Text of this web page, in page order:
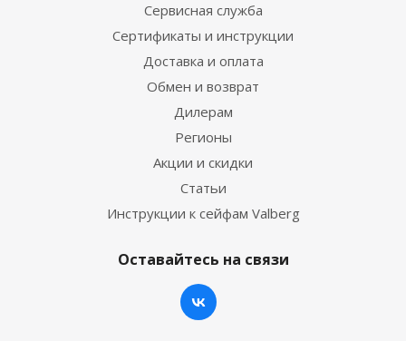
Сервисная служба
Сертификаты и инструкции
Доставка и оплата
Обмен и возврат
Дилерам
Регионы
Акции и скидки
Статьи
Инструкции к сейфам Valberg
Оставайтесь на связи